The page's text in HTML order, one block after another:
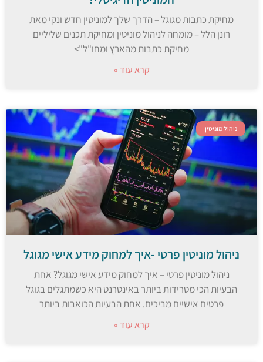
מחיקת כתבות מגוגל – הדרך שלך למוניטין חדש ונקי מאת
רונן הלל – מומחה לניהול מוניטין ומחיקת תכנים שליליים
מחיקת כתבות מהארץ ומחו"ל">
קרא עוד »
ניהול מוניטין
ניהול מוניטין פרטי -איך למחוק מידע אישי מגוגל
ניהול מוניטין פרטי – איך למחוק מידע אישי מגוגל? אחת
הבעיות הכי מטרידות ביותר באינטרנט היא כשמתגלים בגוגל
פרטים אישיים מביכים. אחת הבעיות הכואבות ביותר
קרא עוד »